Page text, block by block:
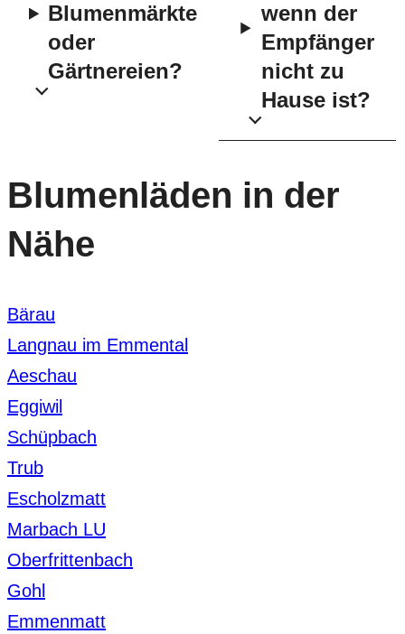
Blumenmärkte
oder
Gärtnereien?
wenn der
Empfänger
nicht zu
Hause ist?
Blumenläden in der
Nähe
Bärau
Langnau im Emmental
Aeschau
Eggiwil
Schüpbach
Trub
Escholzmatt
Marbach LU
Oberfrittenbach
Gohl
Emmenmatt